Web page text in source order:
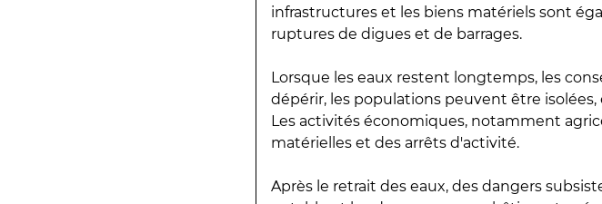
infrastructures et les biens matériels sont
ruptures de digues et de barrages.
Lorsque les eaux restent longtemps, les
dépérir, les populations peuvent être
Les activités économiques, notamment
matérielles et des arrêts d'activité.
Après le retrait des eaux, des dangers